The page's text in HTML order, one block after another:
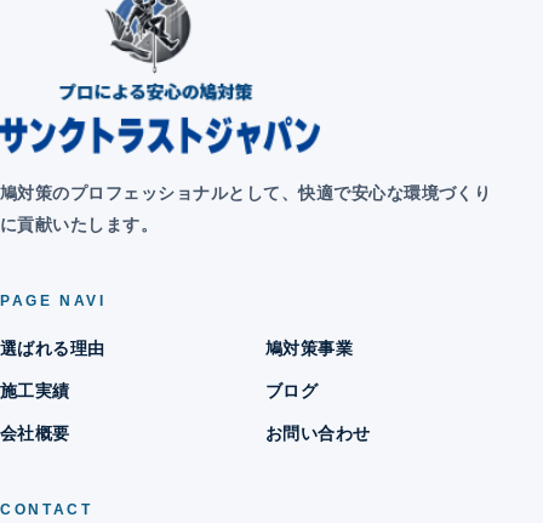
鳩対策のプロフェッショナルとして、快適で安心な環境づくり
に貢献いたします。
PAGE NAVI
選ばれる理由 鳩対策事業
施工実績 ブログ
会社概要 お問い合わせ
CONTACT